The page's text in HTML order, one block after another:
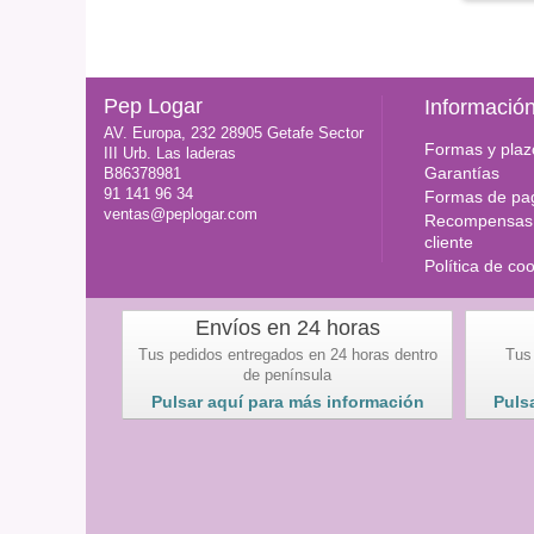
Pep Logar
AV. Europa, 232 28905 Getafe Sector
III Urb. Las laderas
B86378981
91 141 96 34
ventas@peplogar.com
Información
Formas y
Garantías
Formas de
cliente
Política de
Envíos en 24 horas
Tus pedidos entregados en 24 horas dentro
de península
Pulsar aquí para más información